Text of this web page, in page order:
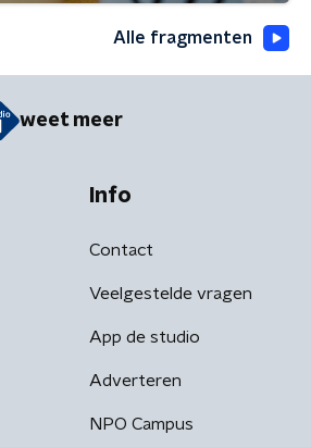
Alle fragmenten
weet meer
Info
Contact
Veelgestelde vragen
App de studio
Adverteren
NPO Campus